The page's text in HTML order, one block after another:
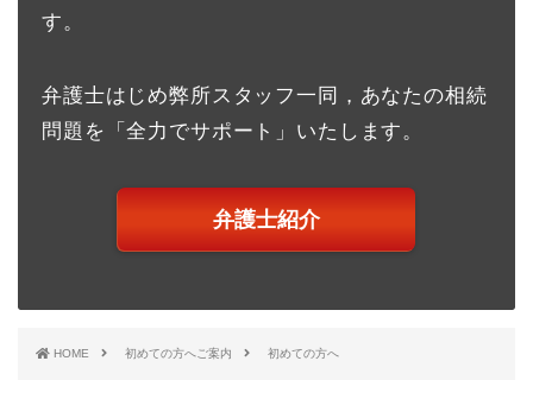
す。
弁護士はじめ弊所スタッフ一同，あなたの相続
問題を「全力でサポート」いたします。
弁護士紹介
HOME 初めての方へご案内 初めての方へ